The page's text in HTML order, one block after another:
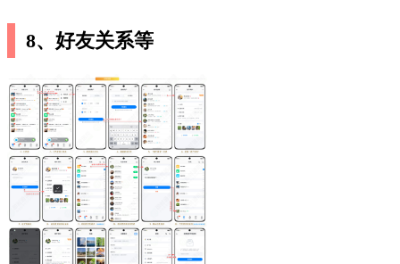
8、好友关系等